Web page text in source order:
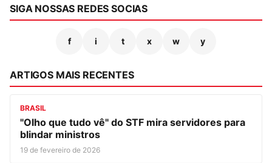
SIGA NOSSAS REDES SOCIAS
f i t x w y
ARTIGOS MAIS RECENTES
BRASIL
"Olho que tudo vê" do STF mira servidores para
blindar ministros
19 de fevereiro de 2026